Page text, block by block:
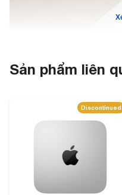
Mình sẽ chia sẻ về thiết kế và
chỉ biết diễn ta bằng một từ là
Sản phẩm liên
Discontinued